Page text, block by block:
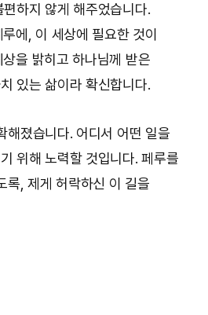
하지 않게 해주었습니다.
에, 이 세상에 필요한 것이
을 밝히고 하나님께 받은
있는 삶이라 확신합니다.
해졌습니다. 어디서 어떤 일을
위해 노력할 것입니다. 페루를
록, 제게 허락하신 이 길을